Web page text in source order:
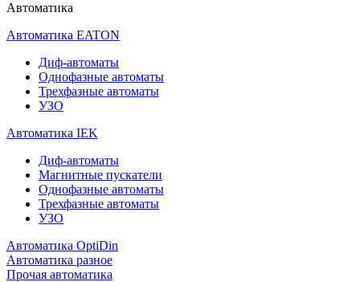
Автоматика
Автоматика EATON
Диф-автоматы
Однофазные автоматы
Трехфазные автоматы
УЗО
Автоматика IEK
Диф-автоматы
Магнитные пускатели
Однофазные автоматы
Трехфазные автоматы
УЗО
Автоматика OptiDin
Автоматика разное
Прочая автоматика